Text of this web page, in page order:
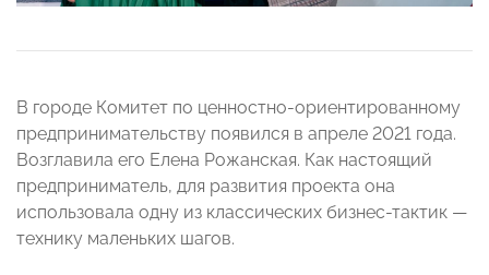
В городе Комитет по ценностно-ориентированному
предпринимательству появился в апреле 2021 года.
Возглавила его Елена Рожанская. Как настоящий
предприниматель, для развития проекта она
использовала одну из классических бизнес-тактик —
технику маленьких шагов.